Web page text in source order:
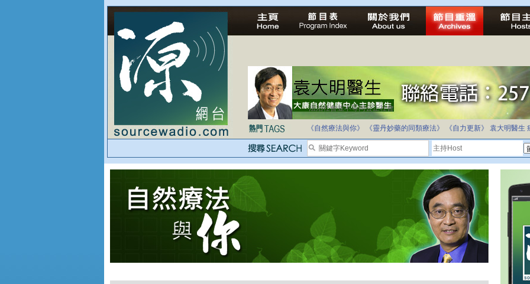
法治社會並不等同公正社會
自家教育合法化-推動多元化教育，全民學卷制
《自然療法與你》
《靈丹妙藥的同類療法》 《自力更新》 袁大明醫生